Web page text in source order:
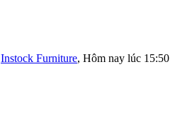
Instock Furniture, Hôm nay lúc 15:50